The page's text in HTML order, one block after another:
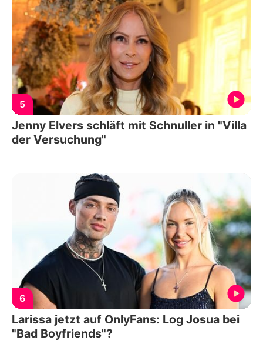
5
Jenny Elvers schläft mit Schnuller in "Villa
der Versuchung"
6
Larissa jetzt auf OnlyFans: Log Josua bei
"Bad Boyfriends"?